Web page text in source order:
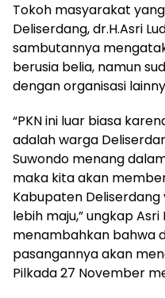
Tokoh masyarakat
Deliserdang, dr.H.Asri
sambutannya
berusia belia, namun
dengan organisasi
“PKN ini luar biasa
adalah warga
Suwondo menang
maka kita akan
Kabupaten
lebih maju,” ungkap
menambahkan bahwa
pasangannya akan
Pilkada 27 November